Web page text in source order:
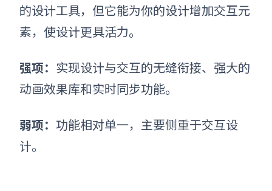
的设计工具，但它能为你的设计增加交互元
素，使设计更具活力。
强项： 实现设计与交互的无缝衔接、强大的
动画效果库和实时同步功能。
弱项： 功能相对单一，主要侧重于交互设
计。